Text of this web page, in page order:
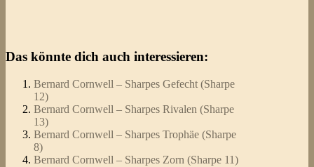
Das könnte dich auch interessieren:
Bernard Cornwell – Sharpes Gefecht (Sharpe
12)
Bernard Cornwell – Sharpes Rivalen (Sharpe
13)
Bernard Cornwell – Sharpes Trophäe (Sharpe
8)
Bernard Cornwell – Sharpes Zorn (Sharpe 11)